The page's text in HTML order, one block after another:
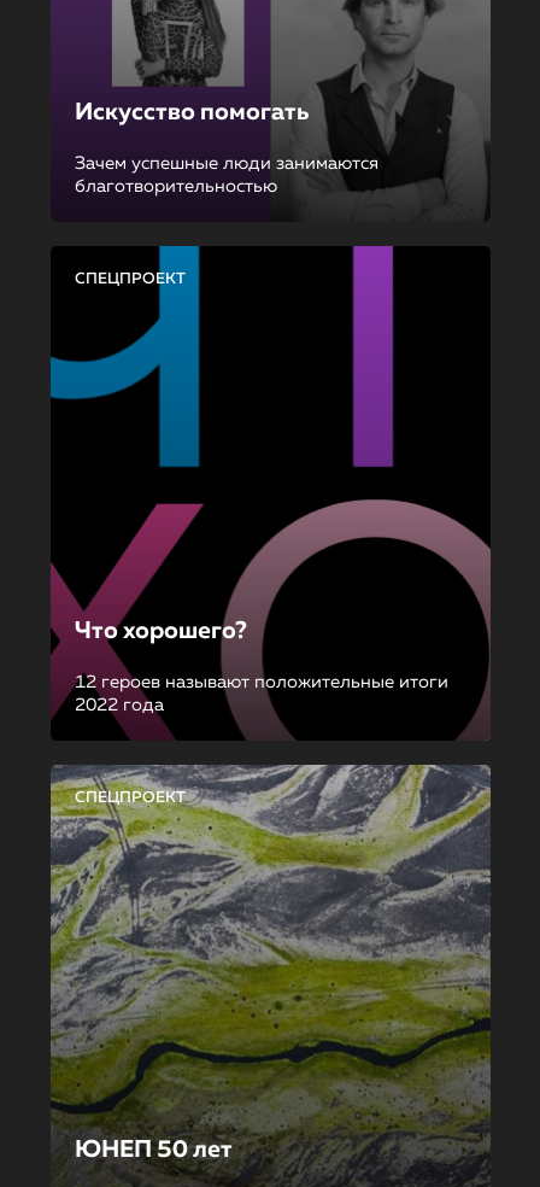
Искусство помогать
Зачем успешные люди занимаются
благотворительностью
СПЕЦПРОЕКТ
Что хорошего?
12 героев называют положительные итоги
2022 года
СПЕЦПРОЕКТ
ЮНЕП 50 лет